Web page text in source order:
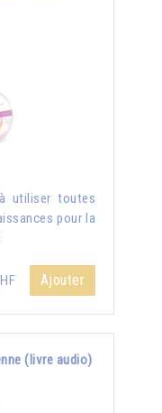
utiliser toutes
pour la
Ajouter
(livre audio)